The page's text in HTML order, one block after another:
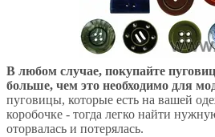
В любом случае, покупайте
больше, чем это необходимо для
пуговицы, которые есть на вашей
коробочке - тогда легко найти
оторвалась и потерялась.